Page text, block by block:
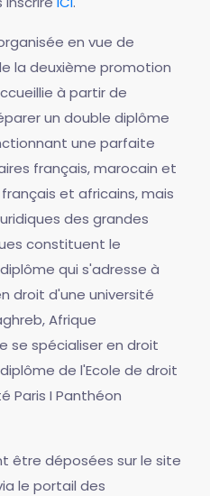
en vue de
la deuxième promotion
à partir de
un double diplôme
une parfaite
français, marocain et
français et africains, mais
des grandes
constituent le
qui s'adresse à
droit d'une université
Afrique
se spécialiser en droit
de l'Ecole de droit
Paris I Panthéon
être déposées sur le site
le portail des